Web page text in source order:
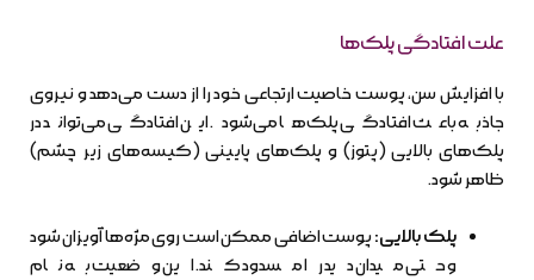
علت افتادگی پلک‌ها
با افزایش سن، پوست خاصیت ارتجاعی خود را از دست می‌دهد و نیروی
جاذبه باعث افتادگی پلک‌ها می‌شود. این افتادگی می‌تواند در
پلک‌های بالایی (پتوز) و پلک‌های پایینی (کیسه‌های زیر چشم)
ظاهر شود.
پلک بالایی: پوست اضافی ممکن است روی مژه‌ها آویزان شود
و حتی میدان دید را مسدود کند. این وضعیت به نام